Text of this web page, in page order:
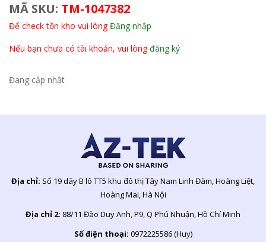
MÃ SKU: TM-1047382
Để check tồn kho vui lòngĐăng nhập
Nếu bạn chưa có tài khoản, vui lòngđăng ký
Đang cập nhật
Địa chỉ: Số 19 dãy B lô TT5 khu đô thị Tây Nam Linh Đàm, Hoàng Liệt,
Hoàng Mai, Hà Nội
Địa chỉ 2: 88/11 Đào Duy Anh, P9, Q Phú Nhuận, Hồ Chí Minh
Số điện thoại: 0972225586 (Huy)